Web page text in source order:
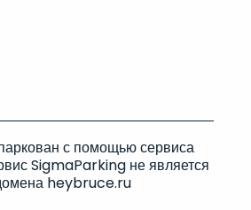
с помощью сервиса
SigmaParking не является
heybruce.ru